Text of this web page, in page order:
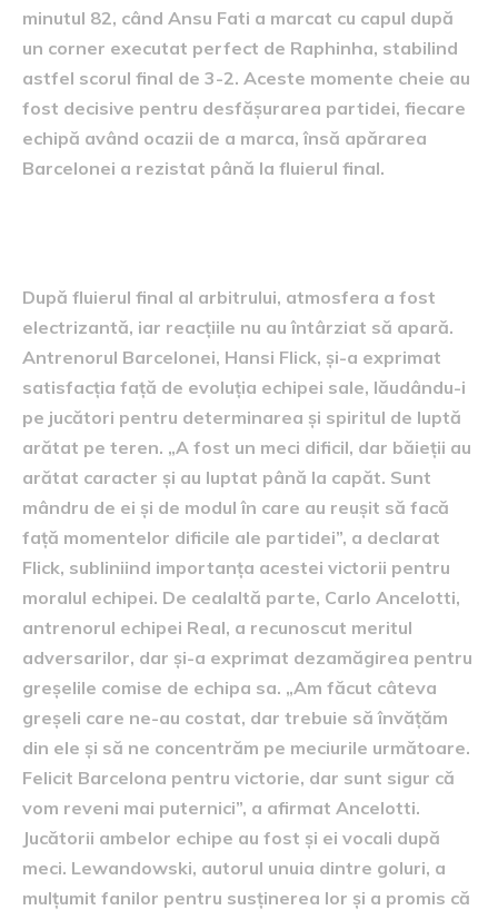
minutul 82, când Ansu Fati a marcat cu capul după
un corner executat perfect de Raphinha, stabilind
astfel scorul final de 3-2. Aceste momente cheie au
fost decisive pentru desfășurarea partidei, fiecare
echipă având ocazii de a marca, însă apărarea
Barcelonei a rezistat până la fluierul final.
După fluierul final al arbitrului, atmosfera a fost
electrizantă, iar reacțiile nu au întârziat să apară.
Antrenorul Barcelonei, Hansi Flick, și-a exprimat
satisfacția față de evoluția echipei sale, lăudându-i
pe jucători pentru determinarea și spiritul de luptă
arătat pe teren. „A fost un meci dificil, dar băieții au
arătat caracter și au luptat până la capăt. Sunt
mândru de ei și de modul în care au reușit să facă
față momentelor dificile ale partidei”, a declarat
Flick, subliniind importanța acestei victorii pentru
moralul echipei. De cealaltă parte, Carlo Ancelotti,
antrenorul echipei Real, a recunoscut meritul
adversarilor, dar și-a exprimat dezamăgirea pentru
greșelile comise de echipa sa. „Am făcut câteva
greșeli care ne-au costat, dar trebuie să învățăm
din ele și să ne concentrăm pe meciurile următoare.
Felicit Barcelona pentru victorie, dar sunt sigur că
vom reveni mai puternici”, a afirmat Ancelotti.
Jucătorii ambelor echipe au fost și ei vocali după
meci. Lewandowski, autorul unuia dintre goluri, a
mulțumit fanilor pentru susținerea lor și a promis că